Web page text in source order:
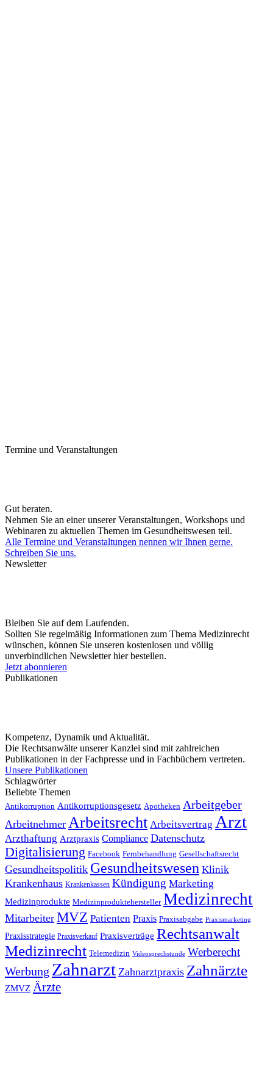
Termine und Veranstaltungen
Gut beraten.
Nehmen Sie an einer unserer Veranstaltungen, Workshops und
Webinaren zu aktuellen Themen im Gesundheitswesen teil.
Alle Termine und Veranstaltungen nennen wir Ihnen gerne.
Schreiben Sie uns.
Newsletter
Bleiben Sie auf dem Laufenden.
Sollten Sie regelmäßig Informationen zum Thema Medizinrecht
wünschen, können Sie unseren kostenlosen und völlig
unverbindlichen Newsletter hier bestellen.
Jetzt abonnieren
Publikationen
Kompetenz, Dynamik und Aktualität.
Die Rechtsanwälte unserer Kanzlei sind mit zahlreichen
Publikationen in der Fachpresse und in Fachbüchern vertreten.
Unsere Publikationen
Schlagwörter
Beliebte Themen
Antikorruption Antikorruptionsgesetz Apotheken Arbeitgeber
Arbeitnehmer Arbeitsrecht Arbeitsvertrag Arzt
Arzthaftung Arztpraxis Compliance Datenschutz
Digitalisierung Facebook Fernbehandlung Gesellschaftsrecht
Gesundheitspolitik Gesundheitswesen Klinik
Krankenhaus Krankenkassen Kündigung Marketing
Medizinprodukte Medizinproduktehersteller Medizinrecht
Mitarbeiter MVZ Patienten Praxis Praxisabgabe Praxismarketing
Praxisstrategie Praxisverkauf Praxisverträge Rechtsanwalt
Medizinrecht Telemedizin Videosprechstunde Werberecht
Werbung Zahnarzt Zahnarztpraxis Zahnärzte
ZMVZ Ärzte